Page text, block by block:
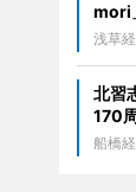
mori
浅草
北習
170
船橋